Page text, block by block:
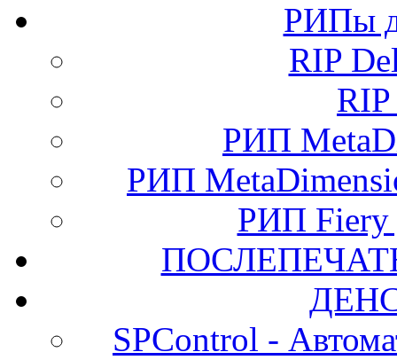
РИПы
RIP
РИП
РИП
РИП Fiery
SPControl -